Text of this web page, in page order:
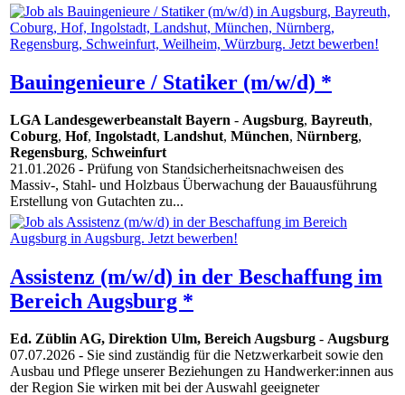
Bauingenieure / Statiker (m/w/d) *
LGA Landesgewerbeanstalt Bayern - Augsburg, Bayreuth,
Coburg, Hof, Ingolstadt, Landshut, München, Nürnberg,
Regensburg, Schweinfurt
21.01.2026 - Prüfung von Standsicherheitsnachweisen des
Massiv-, Stahl- und Holzbaus Überwachung der Bauausführung
Erstellung von Gutachten zu...
Assistenz (m/w/d) in der Beschaffung im
Bereich Augsburg *
Ed. Züblin AG, Direktion Ulm, Bereich Augsburg - Augsburg
07.07.2026 - Sie sind zuständig für die Netzwerkarbeit sowie den
Ausbau und Pflege unserer Beziehungen zu Handwerker:innen aus
der Region Sie wirken mit bei der Auswahl geeigneter